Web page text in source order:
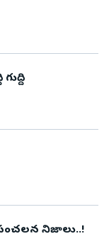
గుద్ది గుద్ది
నిజాలు..!